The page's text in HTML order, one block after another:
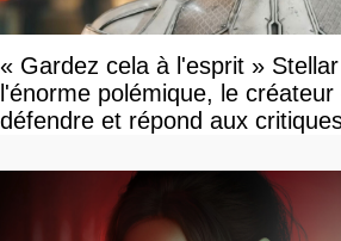
« Gardez cela à l'esprit »
l'énorme polémique, le
défendre et répond aux